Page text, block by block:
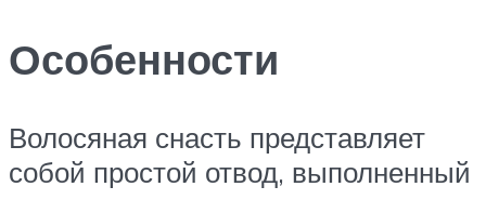
Особенности
Волосяная снасть представляет
собой простой отвод, выполненный